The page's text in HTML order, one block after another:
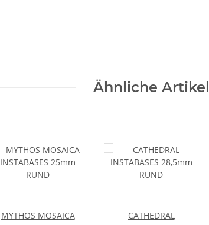
Ähnliche Artikel
MYTHOS MOSAICA
CATHEDRAL